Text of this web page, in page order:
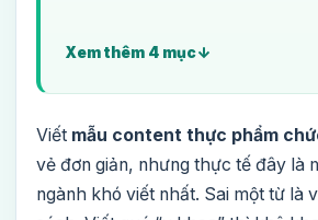
Xem thêm 4 mục
Viết mẫu content thực phẩm
vẻ đơn giản, nhưng thực tế đây là
ngành khó viết nhất. Sai một từ là